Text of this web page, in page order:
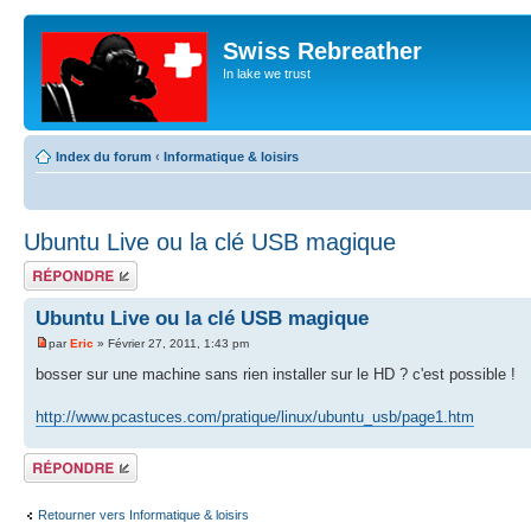
Swiss Rebreather
In lake we trust
Index du forum ‹ Informatique & loisirs
Ubuntu Live ou la clé USB magique
Répondre
Ubuntu Live ou la clé USB magique
parEric » Février 27, 2011, 1:43 pm
bosser sur une machine sans rien installer sur le HD ? c'est possible !
http://www.pcastuces.com/pratique/linux/ubuntu_usb/page1.htm
Répondre
Retourner vers Informatique & loisirs